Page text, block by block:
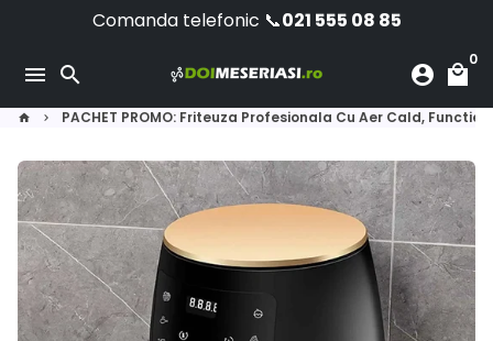
conținut
Comanda telefonic 📞021 555 08 85
menu search account_circle local_mall
0
home keyboard_arrow_right PACHET PROMO: Friteuza Profesionala Cu Aer Cald,